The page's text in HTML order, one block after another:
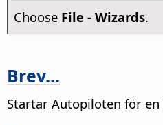
Choose File - Wizards.
Brev...
Startar Autopiloten för en